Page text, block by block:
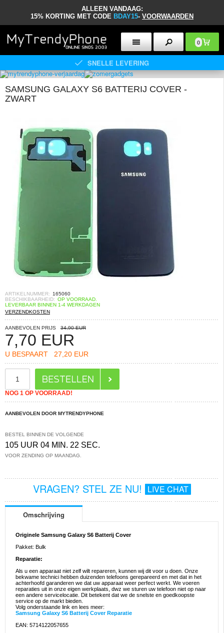
ALLEEN VANDAAG:
15% KORTING MET CODE BDAY15- VOORWAARDEN
0
SNELLE LEVERING
SAMSUNG GALAXY S6 BATTERIJ COVER -
ZWART
ARTIKELNUMMER:
165060
BESCHIKBAARHEID: OP VOORRAAD.
LEVERBAAR BINNEN 1-4 WERKDAGEN
VERZENDKOSTEN
AANBEVOLEN PRIJS 34,90 EUR
7,70 EUR
U BESPAART 27,20 EUR
NOG 1 OP VOORRAAD!
AANBEVOLEN DOOR MYTRENDYPHONE
BESTEL BINNEN DE VOLGENDE
105 UUR 04 MIN. 22 SEC.
VOOR ZENDING OP MAANDAG.
VRAGEN? STEL ZE NU! LIVE CHAT
Omschrijving
Originele Samsung Galaxy S6 Batterij Cover
Pakket: Bulk
Reparatie:
Als u een apparaat niet zelf wilt repareren, kunnen wij dit voor u doen. Onze
bekwame technici hebben duizenden telefoons gerepareerd en met dat in het
achterhoofd garanderen we dat uw apparaat weer perfect werkt. We voeren
reparaties uit in onze eigen werkplaats, dwz we sturen uw telefoon niet op naar
een andere servicelocatie. Dit betekent dat we de snelste en goedkoopste
service op de markt bieden.
Volg onderstaande link en lees meer:
Samsung Galaxy S6 Batterij Cover Reparatie
EAN: 5714122057655